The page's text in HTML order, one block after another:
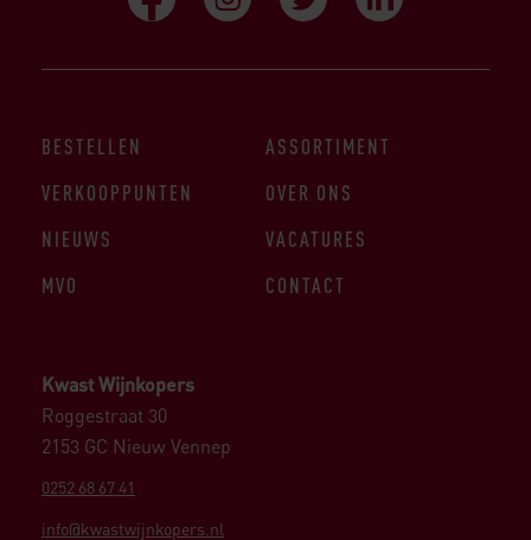
Kwast Wijnkopers
Roggestraat 30
2153 GC Nieuw Vennep
0252 68 67 41
info@kwastwijnkopers.nl
BESTELLEN
ASSORTIMENT
VERKOOPPUNTEN
OVER ONS
NIEUWS
VACATURES
MVO
CONTACT